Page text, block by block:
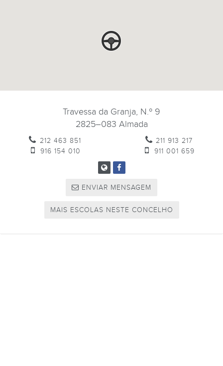
Travessa da Granja, N.º 9
2825–083 Almada
212 463 851
211 913 217
916 154 010
911 001 659
ENVIAR MENSAGEM
MAIS ESCOLAS NESTE CONCELHO